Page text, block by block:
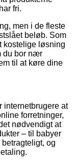
fri.
men i de fleste
beløb. Som
kostelige løsning
du bor nær
til at køre dine
internetbrugere at
forretninger,
nødvendigt at
– til babyer
og